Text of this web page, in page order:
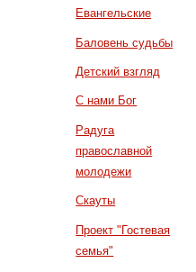
Евангельские
Баловень судьбы
Детский взгляд
С нами Бог
Радуга
православной
молодежи
Скауты
Проект "Гостевая
семья"